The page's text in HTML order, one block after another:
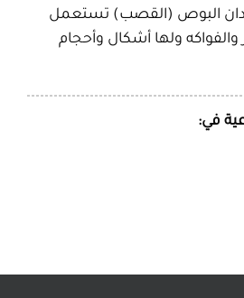
البوص (القصب) تستعمل
ولها أشكال وأحجام
في: